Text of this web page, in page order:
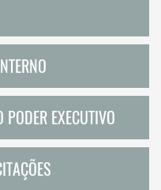
PODER EXECUTIVO